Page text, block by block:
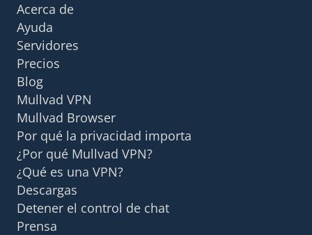
Acerca de
Ayuda
Servidores
Precios
Blog
Mullvad VPN
Mullvad Browser
Por qué la privacidad importa
¿Por qué Mullvad VPN?
¿Qué es una VPN?
Descargas
Detener el control de chat
Prensa